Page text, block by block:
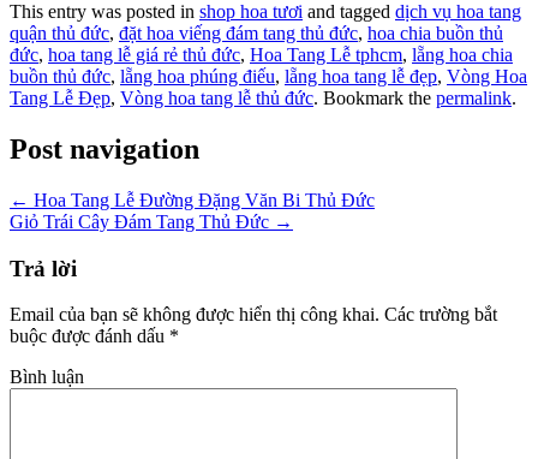
This entry was posted in shop hoa tươi and tagged dịch vụ hoa tang
quận thủ đức, đặt hoa viếng đám tang thủ đức, hoa chia buồn thủ
đức, hoa tang lễ giá rẻ thủ đức, Hoa Tang Lễ tphcm, lẵng hoa chia
buồn thủ đức, lẵng hoa phúng điếu, lẵng hoa tang lễ đẹp, Vòng Hoa
Tang Lễ Đẹp, Vòng hoa tang lễ thủ đức. Bookmark the permalink.
Post navigation
← Hoa Tang Lễ Đường Đặng Văn Bi Thủ Đức
Giỏ Trái Cây Đám Tang Thủ Đức →
Trả lời
Email của bạn sẽ không được hiển thị công khai. Các trường bắt
buộc được đánh dấu *
Bình luận